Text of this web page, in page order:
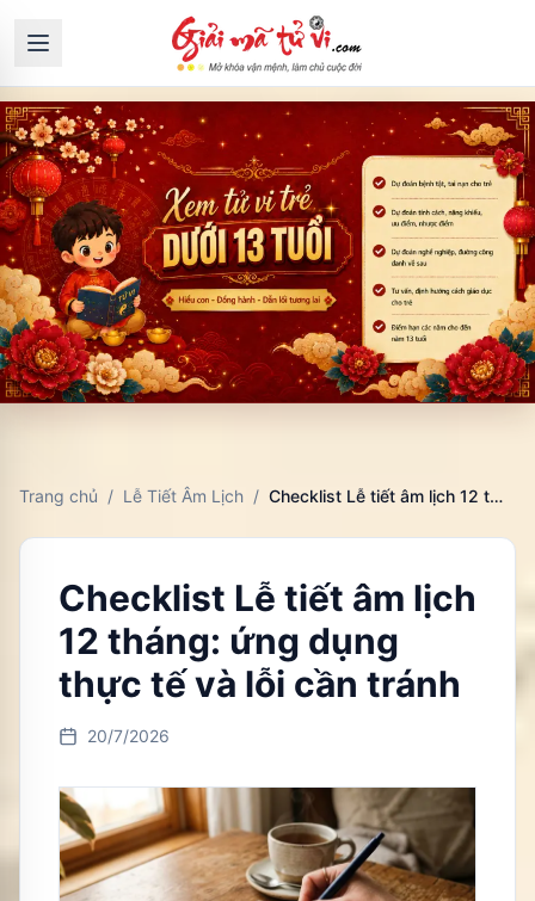
Trang chủ / Lễ Tiết Âm Lịch / Checklist Lễ tiết âm lịch 12 tháng: ứng dụng thực tế và lỗi cần tránh
Checklist Lễ tiết âm lịch
12 tháng: ứng dụng
thực tế và lỗi cần tránh
20/7/2026